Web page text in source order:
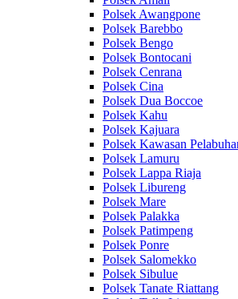
Polsek Awangpone
Polsek Barebbo
Polsek Bengo
Polsek Bontocani
Polsek Cenrana
Polsek Cina
Polsek Dua Boccoe
Polsek Kahu
Polsek Kajuara
Polsek Kawasan
Polsek Lamuru
Polsek Lappa Riaja
Polsek Libureng
Polsek Mare
Polsek Palakka
Polsek Patimpeng
Polsek Ponre
Polsek Salomekko
Polsek Sibulue
Polsek Tanate Riattang